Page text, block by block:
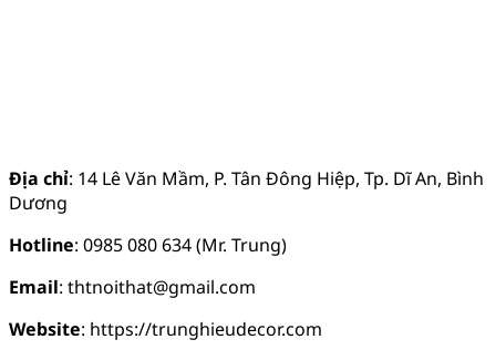
Địa chỉ: 14 Lê Văn Mầm, P. Tân Đông Hiệp, Tp. Dĩ An, Bình
Dương
Hotline: 0985 080 634 (Mr. Trung)
Email: thtnoithat@gmail.com
Website: https://trunghieudecor.com